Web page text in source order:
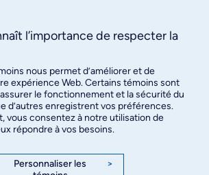
l’importance de respecter la
nous permet d’améliorer et de
expérience Web. Certains témoins sont
le fonctionnement et la sécurité du
d’autres enregistrent vos préférences.
vous consentez à notre utilisation de
répondre à vos besoins.
Personnaliser les
>